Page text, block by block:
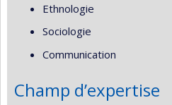
Ethnologie
Sociologie
Communication
Champ d’expertise